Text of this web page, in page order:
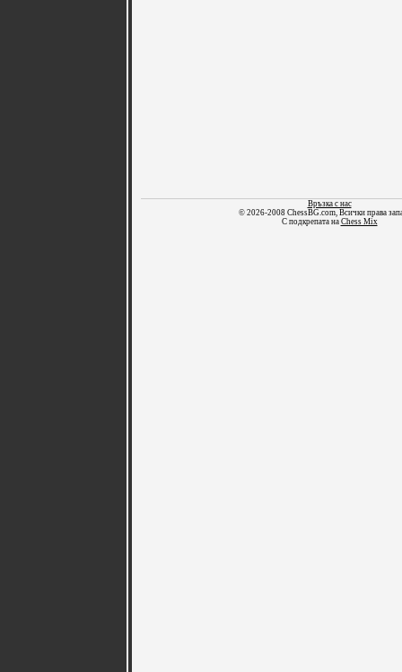
Връзка с нас
© 2026-2008 ChessBG.com, Всички права
С подкрепата на Chess Mix